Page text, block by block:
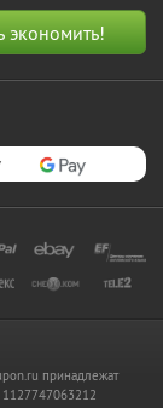
принадлежат